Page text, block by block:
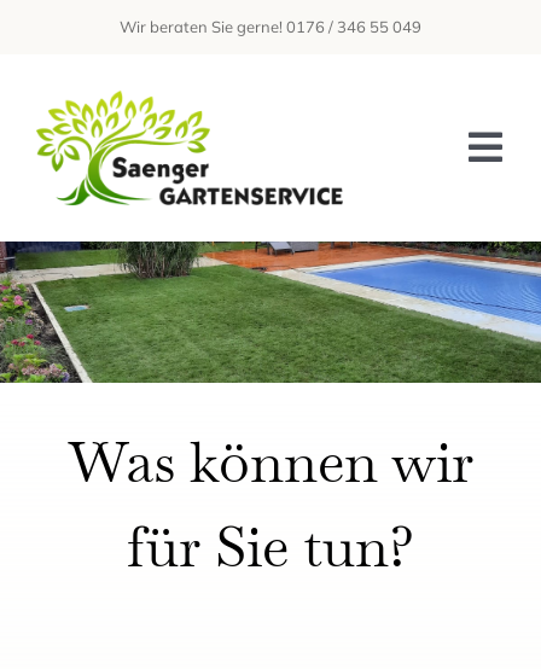
Wir beraten Sie gerne! 0176 / 346 55 049
Home
Über Uns
Leistungen
KontaktWas können wir
für Sie tun?